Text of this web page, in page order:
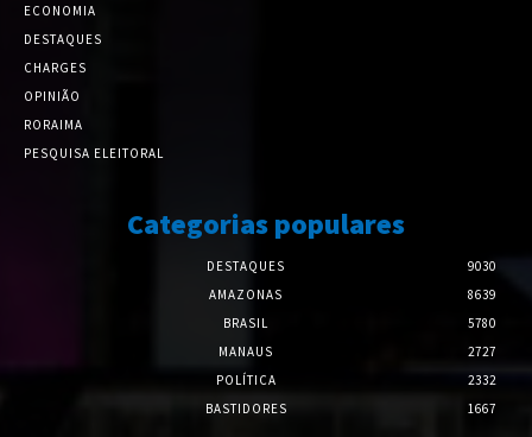
ECONOMIA
DESTAQUES
CHARGES
OPINIÃO
RORAIMA
PESQUISA ELEITORAL
Categorias populares
DESTAQUES
9030
AMAZONAS
8639
BRASIL
5780
MANAUS
2727
POLÍTICA
2332
BASTIDORES
1667